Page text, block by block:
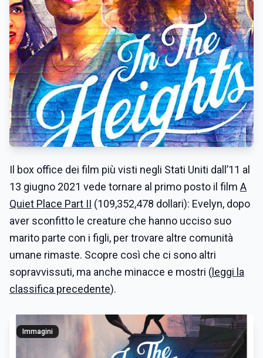
Il box office dei film più visti negli Stati Uniti dall’11 al
13 giugno 2021 vede tornare al primo posto il film A
Quiet Place Part II (109,352,478 dollari): Evelyn, dopo
aver sconfitto le creature che hanno ucciso suo
marito parte con i figli, per trovare altre comunità
umane rimaste. Scopre così che ci sono altri
sopravvissuti, ma anche minacce e mostri ( leggi la
classifica precedente).
Immagini